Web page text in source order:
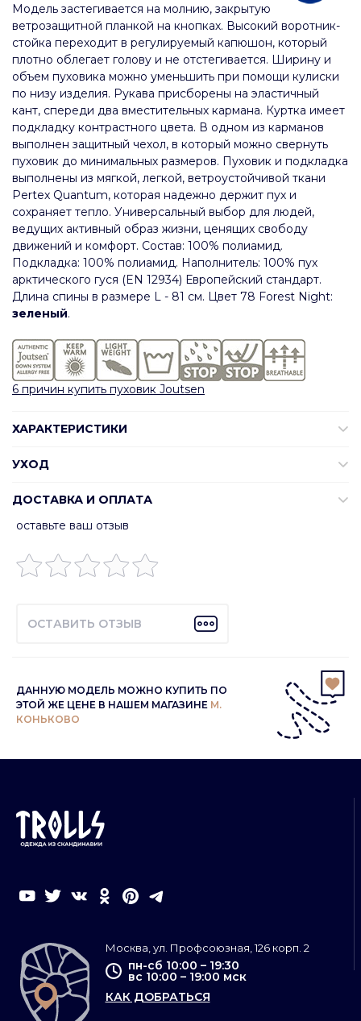
Модель застегивается на молнию, закрытую
ветрозащитной планкой на кнопках. Высокий воротник-
стойка переходит в регулируемый капюшон, который
плотно облегает голову и не отстегивается. Ширину и
объем пуховика можно уменьшить при помощи кулиски
по низу изделия. Рукава присборены на эластичный
кант, спереди два вместительных кармана. Куртка имеет
подкладку контрастного цвета. В одном из карманов
выполнен защитный чехол, в который можно свернуть
пуховик до минимальных размеров. Пуховик и подкладка
выполнены из мягкой, легкой, ветроустойчивой ткани
Pertex Quantum, которая надежно держит пух и
сохраняет тепло. Универсальный выбор для людей,
ведущих активный образ жизни, ценящих свободу
движений и комфорт. Состав: 100% полиамид.
Подкладка: 100% полиамид. Наполнитель: 100% пух
арктического гуся (EN 12934) Европейский стандарт.
Длина спины в размере L - 81 см. Цвет 78 Forest Night:
зеленый.
6 причин купить пуховик Joutsen
ХАРАКТЕРИСТИКИ
УХОД
ДОСТАВКА И ОПЛАТА
оставьте ваш отзыв
ОСТАВИТЬ ОТЗЫВ
ДАННУЮ МОДЕЛЬ МОЖНО КУПИТЬ ПО
ЭТОЙ ЖЕ ЦЕНЕ В НАШЕМ МАГАЗИНЕ М.
КОНЬКОВО
Москва, ул. Профсоюзная, 126 корп. 2
пн-сб 10:00 – 19:30
вс 10:00 – 19:00 мск
КАК ДОБРАТЬСЯ